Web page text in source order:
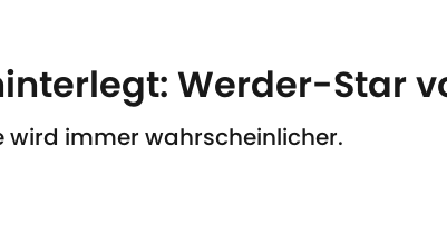
Werder-Star
wird immer wahrscheinlicher.